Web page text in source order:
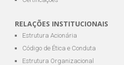
RELAÇÕES INSTITUCIONAIS
Estrutura Acionária
Código de Ética e Conduta
Estrutura Organizacional